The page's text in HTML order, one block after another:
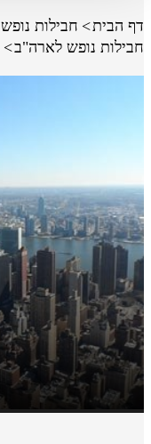
דף הבית חבילות נופש
חבילות נופש לארה"ב